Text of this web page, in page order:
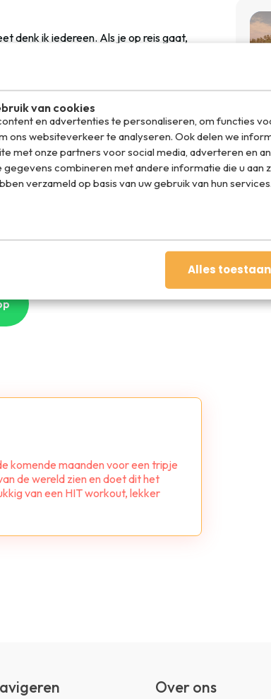
van cookies
en advertenties te personaliseren, om functies
ons websiteverkeer te analyseren. Ook delen we
met onze partners voor social media, adverteren en
gegevens combineren met andere informatie die u aan
verzameld op basis van uw gebruik van hun services.
Alles toestaan
denk ik iedereen. Als je op reis gaat,
ook je reisfoto’s verschijnen vaak
actief gebruik van de wereldwijde
‘A Look Back’. Hiermee
te zien krijgen met de grootste
te bedanken.
van Facebook afgelopen jaren?
komende maanden voor een tripje
de wereld zien en doet dit het
van een HIT workout, lekker
Over ons